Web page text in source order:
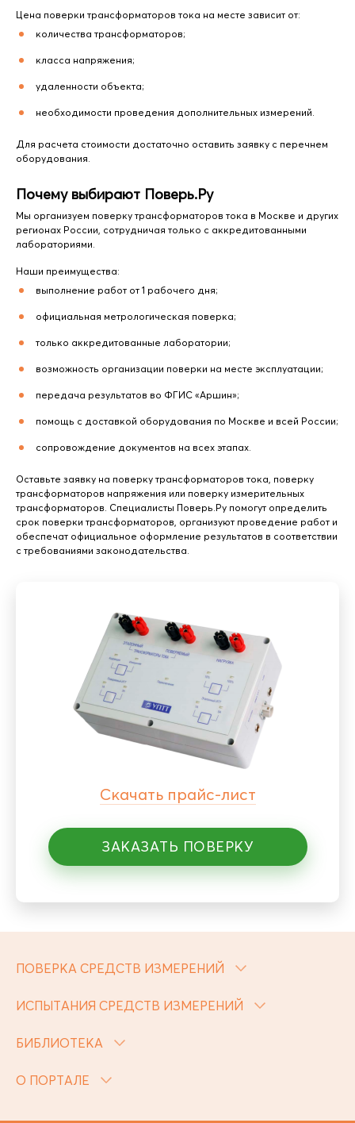
Цена поверки трансформаторов тока на месте зависит от:
количества трансформаторов;
класса напряжения;
удаленности объекта;
необходимости проведения дополнительных измерений.
Для расчета стоимости достаточно оставить заявку с перечнем
оборудования.
Почему выбирают Поверь.Ру
Мы организуем поверку трансформаторов тока в Москве и других
регионах России, сотрудничая только с аккредитованными
лабораториями.
Наши преимущества:
выполнение работ от 1 рабочего дня;
официальная метрологическая поверка;
только аккредитованные лаборатории;
возможность организации поверки на месте эксплуатации;
передача результатов во ФГИС «Аршин»;
помощь с доставкой оборудования по Москве и всей России;
сопровождение документов на всех этапах.
Оставьте заявку на поверку трансформаторов тока, поверку
трансформаторов напряжения или поверку измерительных
трансформаторов. Специалисты Поверь.Ру помогут определить
срок поверки трансформаторов, организуют проведение работ и
обеспечат официальное оформление результатов в соответствии
с требованиями законодательства.
Скачать прайс-лист
ЗАКАЗАТЬ ПОВЕРКУ
ПОВЕРКА СРЕДСТВ ИЗМЕРЕНИЙ
ИСПЫТАНИЯ СРЕДСТВ ИЗМЕРЕНИЙ
БИБЛИОТЕКА
О ПОРТАЛЕ